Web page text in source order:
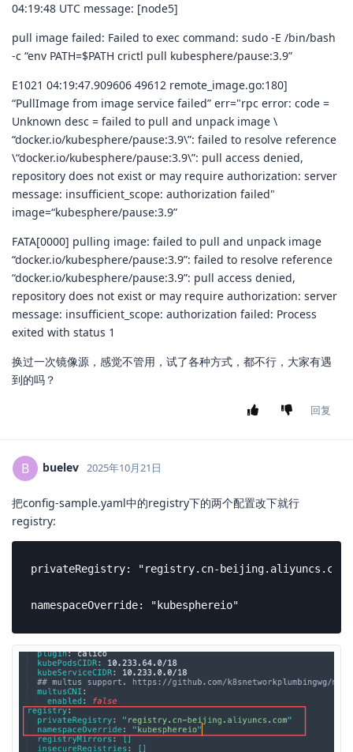
04:19:48 UTC message: [node5]
pull image failed: Failed to exec command: sudo -E /bin/bash
-c “env PATH=$PATH crictl pull kubesphere/pause:3.9”
E1021 04:19:47.909606 49612 remote_image.go:180]
“PullImage from image service failed” err="rpc error: code =
Unknown desc = failed to pull and unpack image \
“docker.io/kubesphere/pause:3.9\”: failed to resolve reference
\“docker.io/kubesphere/pause:3.9\”: pull access denied,
repository does not exist or may require authorization: server
message: insufficient_scope: authorization failed"
image=“kubesphere/pause:3.9”
FATA[0000] pulling image: failed to pull and unpack image
“docker.io/kubesphere/pause:3.9”: failed to resolve reference
“docker.io/kubesphere/pause:3.9”: pull access denied,
repository does not exist or may require authorization: server
message: insufficient_scope: authorization failed: Process
exited with status 1
换过一次镜像源，感觉不管用，试了各种方式，都不行，大家有遇
到的吗？
回复
B buelev 2025年10月21日
把config-sample.yaml中的registry下的两个配置改下就行
registry:
privateRegistry: "registry.cn-beijing.aliyuncs.com"
namespaceOverride: "kubesphereio"